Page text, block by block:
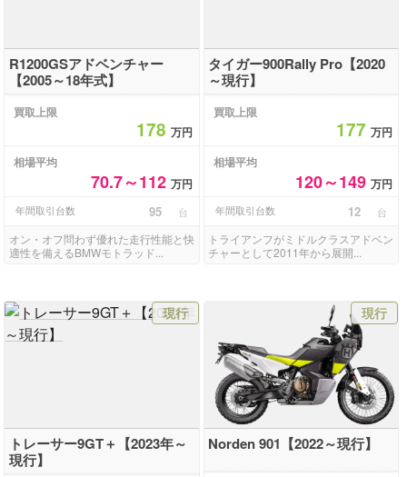
R1200GSアドベンチャー
【2005～18年式】
買取上限
178万円
相場平均
70.7～112万円
年間取引台数 95 台
オン・オフ問わず優れた走行性能と快
適性を備えるBMWモトラッド...
タイガー900Rally Pro【2020
～現行】
買取上限
177 万円
相場平均
120～149 万円
年間取引台数 12 台
トライアンフがミドルクラスアドベン
チャーとして2011年から展開...
現行
トレーサー9GT＋【2023年～
現行】
現行
Norden 901【2022～現行】